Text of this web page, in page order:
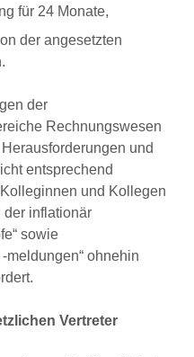
für 24 Monate,
der angesetzten
der
Rechnungswesen
und
entsprechend
und Kollegen
der inflationär
sowie
meldungen“ ohnehin
Vertreter